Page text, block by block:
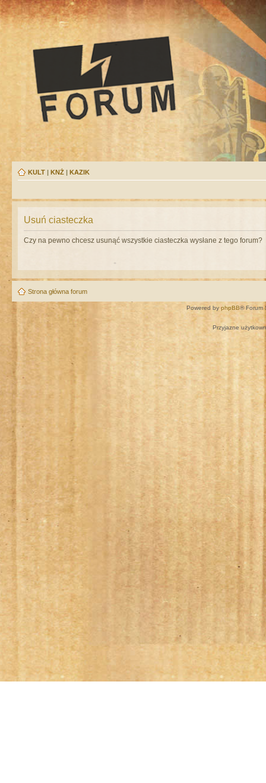
KULT | KNŻ | KAZIK
Usuń ciasteczka
Czy na pewno chcesz usunąć wszystkie ciasteczka wysłane z tego forum?
Strona główna forum
Powered by phpBB® Forum
Przyjazne